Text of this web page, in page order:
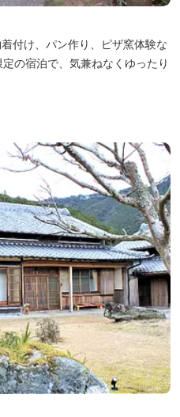
付け、パン作り、ピザ窯体験な
の宿泊で、気兼ねなくゆったり